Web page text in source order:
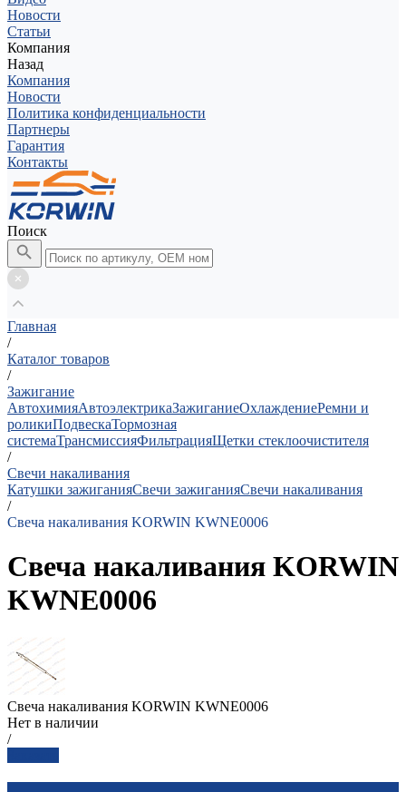
Новости
Статьи
Компания
Назад
Компания
Новости
Политика конфиденциальности
Партнеры
Гарантия
Контакты
Поиск
Главная
/
Каталог товаров
/
Зажигание
АвтохимияАвтоэлектрикаЗажиганиеОхлаждениеРемни и
роликиПодвескаТормозная
системаТрансмиссияФильтрацияЩетки стеклоочистителя
/
Свечи накаливания
Катушки зажиганияСвечи зажиганияСвечи накаливания
/
Свеча накаливания KORWIN KWNE0006
Свеча накаливания KORWIN
KWNE0006
Свеча накаливания KORWIN KWNE0006
Нет в наличии
/